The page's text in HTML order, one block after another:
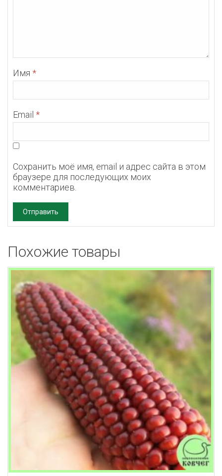
Имя *
Email *
Сохранить моё имя, email и адрес сайта в этом
браузере для последующих моих
комментариев.
Похожие товары